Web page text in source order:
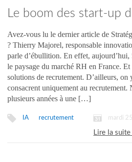
Le boom des start-up
recrutement !
Avez-vous lu le dernier article de
? Thierry Majorel, responsable
parle d’ébullition. En effet,
le paysage du marché RH en France.
solutions de recrutement. D’ailleurs, on
consacrent uniquement au recrutement.
plusieurs années à une […]
IA recrutement mardi
Lire la suite